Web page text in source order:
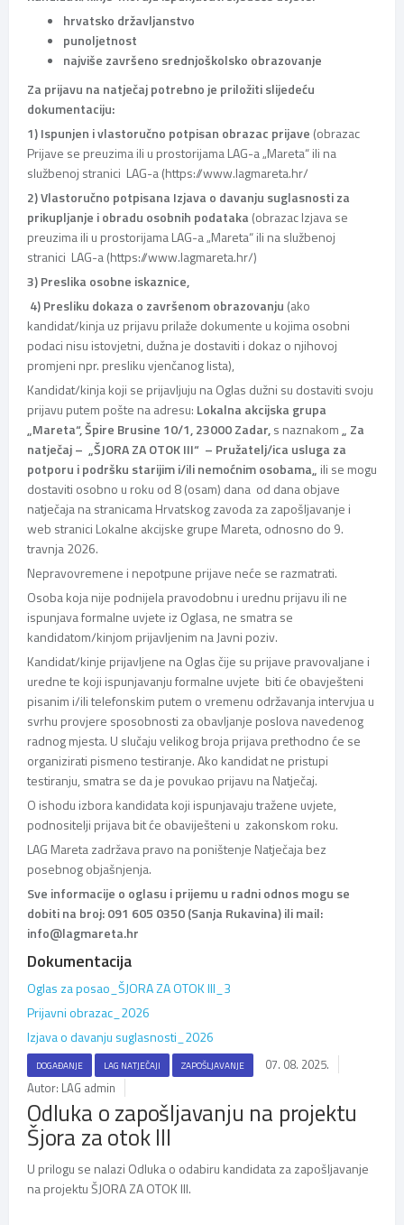
hrvatsko državljanstvo
punoljetnost
najviše završeno srednjoškolsko obrazovanje
Za prijavu na natječaj potrebno je priložiti slijedeću
dokumentaciju:
1) Ispunjen i vlastoručno potpisan obrazac prijave (obrazac
Prijave se preuzima ili u prostorijama LAG-a „Mareta“ ili na
službenoj stranici LAG-a (https://www.lagmareta.hr/
2) Vlastoručno potpisana Izjava o davanju suglasnosti za
prikupljanje i obradu osobnih podataka (obrazac Izjava se
preuzima ili u prostorijama LAG-a „Mareta“ ili na službenoj
stranici LAG-a (https://www.lagmareta.hr/)
3) Preslika osobne iskaznice,
4) Presliku dokaza o završenom obrazovanju (ako
kandidat/kinja uz prijavu prilaže dokumente u kojima osobni
podaci nisu istovjetni, dužna je dostaviti i dokaz o njihovoj
promjeni npr. presliku vjenčanog lista),
Kandidat/kinja koji se prijavljuju na Oglas dužni su dostaviti svoju
prijavu putem pošte na adresu: Lokalna akcijska grupa
„Mareta“, Špire Brusine 10/1, 23000 Zadar,s naznakom „ Za
natječaj – „ŠJORA ZA OTOK III“ – Pružatelj/ica usluga za
potporu i podršku starijim i/ili nemoćnim osobama„ ili se mogu
dostaviti osobno u roku od 8 (osam) dana od dana objave
natječaja na stranicama Hrvatskog zavoda za zapošljavanje i
web stranici Lokalne akcijske grupe Mareta, odnosno do 9.
travnja 2026.
Nepravovremene i nepotpune prijave neće se razmatrati.
Osoba koja nije podnijela pravodobnu i urednu prijavu ili ne
ispunjava formalne uvjete iz Oglasa, ne smatra se
kandidatom/kinjom prijavljenim na Javni poziv.
Kandidat/kinje prijavljene na Oglas čije su prijave pravovaljane i
uredne te koji ispunjavanju formalne uvjete biti će obavješteni
pisanim i/ili telefonskim putem o vremenu održavanja intervjua u
svrhu provjere sposobnosti za obavljanje poslova navedenog
radnog mjesta. U slučaju velikog broja prijava prethodno će se
organizirati pismeno testiranje. Ako kandidat ne pristupi
testiranju, smatra se da je povukao prijavu na Natječaj.
O ishodu izbora kandidata koji ispunjavaju tražene uvjete,
podnositelji prijava bit će obaviješteni u zakonskom roku.
LAG Mareta zadržava pravo na poništenje Natječaja bez
posebnog objašnjenja.
Sve informacije o oglasu i prijemu u radni odnos mogu se
dobiti na broj: 091 605 0350 (Sanja Rukavina) ili mail:
info@lagmareta.hr
Dokumentacija
Oglas za posao_ŠJORA ZA OTOK III_3
Prijavni obrazac_2026
Izjava o davanju suglasnosti_2026
DOGAĐANJE LAG NATJEČAJI ZAPOŠLJAVANJE
07. 08. 2025.
Autor: LAG admin
Odluka o zapošljavanju na projektu
Šjora za otok III
U prilogu se nalazi Odluka o odabiru kandidata za zapošljavanje
na projektu ŠJORA ZA OTOK III.